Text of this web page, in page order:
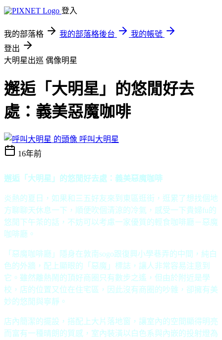
登入
我的部落格 我的部落格後台
我的帳號
登出
大明星出巡 偶像明星
邂逅「大明星」的悠閒好去
處：義美惡魔咖啡
呼叫大明星
16年前
邂逅「大明星」的悠閒好去處：義美惡魔咖啡
炎熱的夏日，如果和三五好友來到東區逛街，逛累了想找個地
方聊聊天休息一下，順便吹個清涼的冷氣，感受一下貴婦fu的
悠閒下午茶的話，不妨可以考慮一家優質的輕食咖啡廳－惡魔
咖啡廳。
「惡魔咖啡廳」隱身在敦南sogo跟復興小學巷弄的中間，純白
色的外牆，配上顯眼的「惡魔」標誌，讓人非常容易注意到
它。雖然離熱鬧的頂好商圈只有數步之遙，但由於附近是學
校，店的位置又位在住宅區，因此沒有商圈的吵雜，卻擁有美
妙的悠閒與寧靜。
店內簡潔的擺設，搭配上大片落地窗，讓室內的空間顯得明亮
而富有一種晴朗的質感，室內裝潢以白色系與內嵌的投射燈為